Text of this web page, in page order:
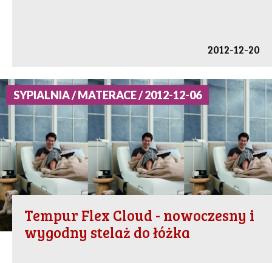
2012-12-20
SYPIALNIA / MATERACE / 2012-12-06
Tempur Flex Cloud - nowoczesny i
wygodny stelaż do łóżka